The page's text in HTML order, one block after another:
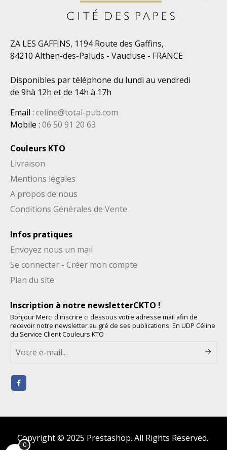
ZA LES GAFFINS, 1194 Route des Gaffins,
84210 Althen-des-Paluds - Vaucluse - FRANCE
Disponibles par téléphone du lundi au vendredi
de 9hà 12h et de 14h à 17h
Email : celine@total-pub.com
Mobile : 06 50 91 20 63
Couleurs KTO
Livraison
Mentions légales
A propos de nous
Conditions Générales de Vente
Infos pratiques
Envoyez nous un mail
Se connecter - Créer mon compte
Plan du site
Inscription à notre newsletterCKTO !
Bonjour Merci d'inscrire ci dessous votre adresse mail afin de
recevoir notre newsletter au gré de ses publications. En UDP Céline
du Service Client Couleurs KTO
Copyright © 2025 Prestashop. All Rights Reserved.
0